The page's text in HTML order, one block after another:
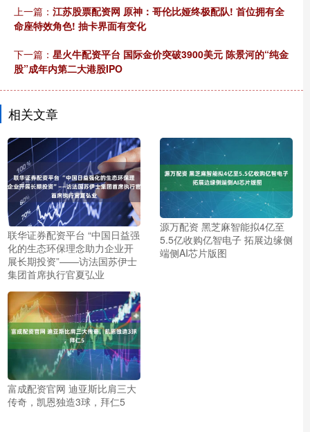
上一篇： 江苏股票配资网 原神：哥伦比娅终极配队! 首位拥有全
命座特效角色! 抽卡界面有变化
下一篇： 星火牛配资平台 国际金价突破3900美元 陈景河的“纯金
股”成年内第二大港股IPO
相关文章
联华证券配资平台 “中国日益强
化的生态环保理念助力企业开
展长期投资”——访法国苏伊士
集团首席执行官夏弘业
源万配资 黑芝麻智能拟4亿至
5.5亿收购亿智电子 拓展边缘侧
端侧AI芯片版图
富成配资官网 迪亚斯比肩三大
传奇，凯恩独造3球，拜仁5